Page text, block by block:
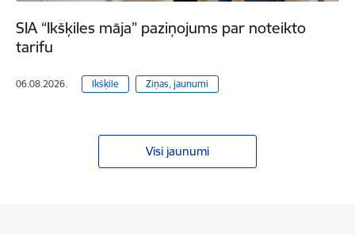
SIA “Ikšķiles māja” paziņojums par noteikto
tarifu
06.08.2026. Ikšķile Ziņas, jaunumi
Visi jaunumi